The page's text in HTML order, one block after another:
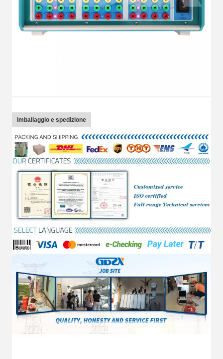
Imballaggio e spedizione